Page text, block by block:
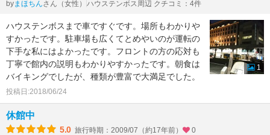
byまほちんさん（女性） ハウステンボス周辺 クチコミ：4件
ハウステンボスまで車ですぐです。場所もわかりや
すかったです。駐車場も広くてとめやいのが運転の
下手な私にはよかったです。フロントの方の応対も
丁寧で館内の説明もわかりやすかったです。朝食は
バイキングでしたが、種類が豊富で大満足でした。
投稿日:2018/06/24
1
休館中
5.0 旅行時期：2009/07（約17年前）
0